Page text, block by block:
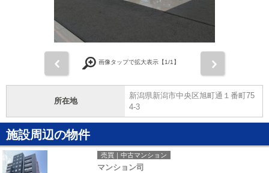
画像タップで拡大表示【1/1】
所在地
新潟県新潟市中央区旭町通１番町75
4-3
施設周辺の物件
売買｜中古マンション
マンション司